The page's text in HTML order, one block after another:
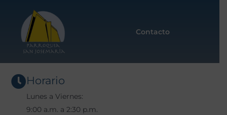
Contacto
Horario
Lunes a Viernes:
9:00 a.m. a 2:30 p.m.